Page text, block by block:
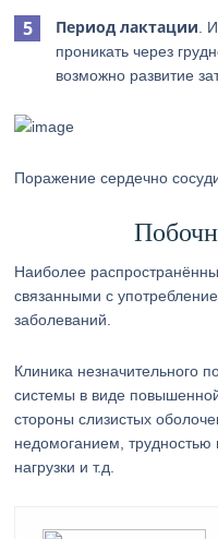
Период лактации .
проникать через
возможно развитие
Поражение сердечно
Наиболее
связанными с
заболеваний.
Клиника незначительного
системы в виде
стороны слизистых
недомоганием, трудностью
нагрузки и т.д.